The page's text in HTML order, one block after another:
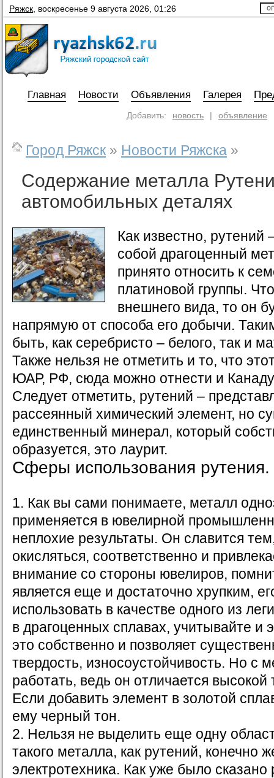
Ряжск воскресенье 9 августа 2026, 01:26
Главная Новости Объявления Галерея
Добавить: новость | объявление
Город Ряжск » Новости Ряжска »
Содержание металла
автомобильных деталях
Как известно, рутений
собой драгоценный
принято относить к
платиновой группы.
внешнего вида, то он
напрямую от способа его добычи.
быть, как серебристо – белого, так и
Также нельзя не отметить и то, что
ЮАР, РФ, сюда можно отнести и
Следует отметить, рутений –
рассеянный химический элемент, но
единственный минерал, который
образуется, это лаурит.
Сферы использования
1. Как вы сами понимаете, металл
применяется в ювелирной
неплохие результаты. Он славится
окисляться, соответственно и
внимание со стороны ювелиров,
является еще и достаточно хрупким,
использовать в качестве одного из
в драгоценных сплавах, учитывайте и
это собственно и позволяет
твердость, износоустойчивость. Но с
работать, ведь он отличается высокой
Если добавить элемент в золотой
ему черный тон.
2. Нельзя не выделить еще одну
такого металла, как рутений, конечно
электротехника. Как уже было